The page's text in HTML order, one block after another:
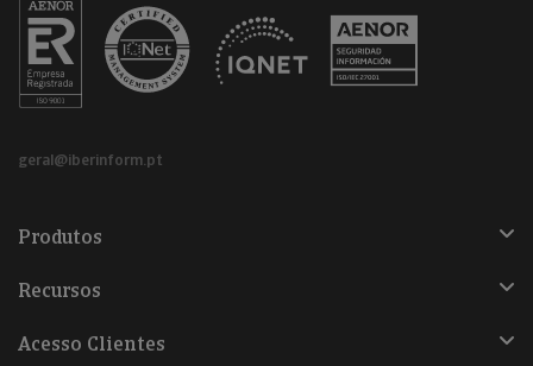
geral@iberinform.pt
Produtos
Recursos
Acesso Clientes